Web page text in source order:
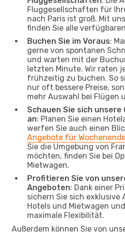
Fluggesellschaften für
nach Paris ist groß. Mit
finden Sie alle
Buchen Sie im Voraus:
gerne von spontanen
und warten mit der
letzten Minute. Wir raten
frühzeitig zu buchen. So
nur oft bessere Preise,
mehr Auswahl bei Flügen
Schauen Sie sich
an: Planen Sie einen
werfen Sie auch einen
Angebote für
Sie die Umgebung von
möchten, finden Sie bei
Mietwagen.
Profitieren Sie von
Angeboten: Dank einer
sichern Sie sich exklusive
Hotels und Mietwagen
maximale Flexibilität.
Außerdem können Sie von